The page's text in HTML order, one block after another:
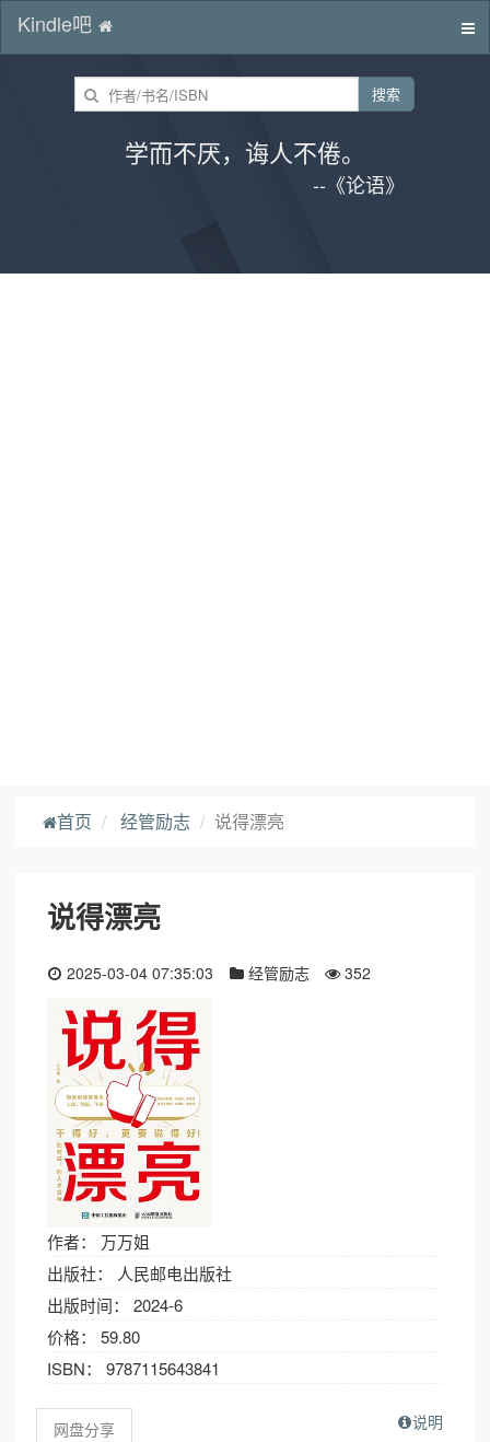
切
换
Kindle吧
搜索
学而不厌，诲人不倦。
--《论语》
首页 经管励志 说得漂亮
说得漂亮
2025-03-04 07:35:03 经管励志 352
作者： 万万姐
出版社： 人民邮电出版社
出版时间： 2024-6
价格： 59.80
ISBN： 9787115643841
网盘分享 说明